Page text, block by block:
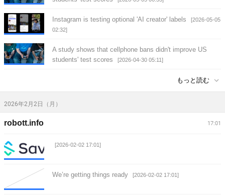
Instagram is testing optional 'AI creator' labels
[2026-05-05
02:32]
A study shows that cellphone bans didn't improve US
students' test scores
[2026-04-30 05:11]
もっと読む
2026年2月2日（月）
17:01
robott.info
[2026-02-02 17:01]
We’re getting things ready [2026-02-02 17:01]